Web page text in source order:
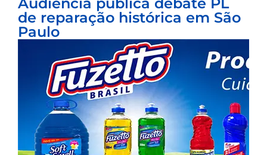
de reparação histórica em São
Paulo